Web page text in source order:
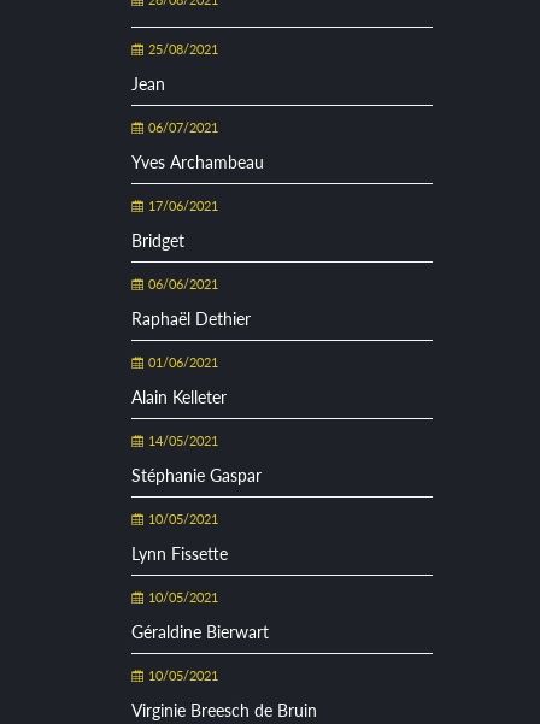
25/08/2021
Jean
06/07/2021
Yves Archambeau
17/06/2021
Bridget
06/06/2021
Raphaël Dethier
01/06/2021
Alain Kelleter
14/05/2021
Stéphanie Gaspar
10/05/2021
Lynn Fissette
10/05/2021
Géraldine Bierwart
10/05/2021
Virginie Breesch de Bruin